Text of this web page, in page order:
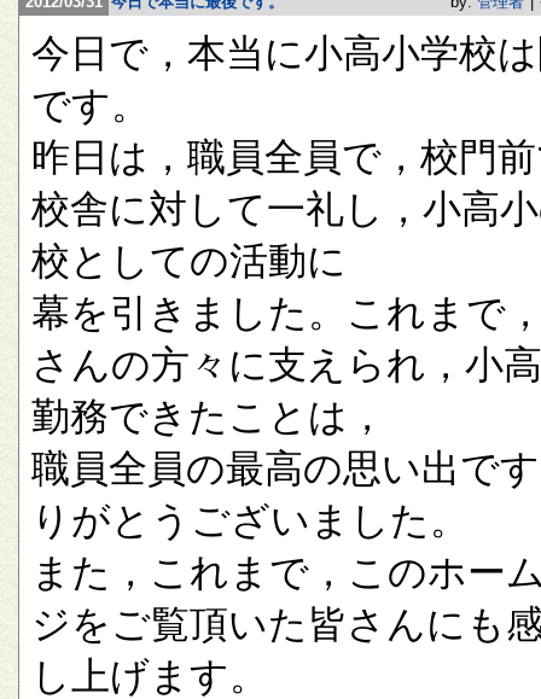
今日で，本当に小高小学校
です。
昨日は，職員全員で，校門
校舎に対して一礼し，小高
校としての活動に
幕を引きました。これまで
さんの方々に支えられ，小
勤務できたことは，
職員全員の最高の思い出で
りがとうございました。
また，これまで，このホー
ジをご覧頂いた皆さんにも
し上げます。